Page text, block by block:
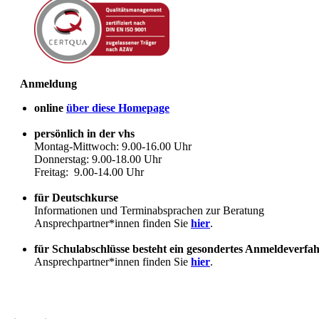
Anmeldung
online über diese Homepage
persönlich in der vhs
Montag-Mittwoch: 9.00-16.00 Uhr
Donnerstag: 9.00-18.00 Uhr
Freitag: 9.00-14.00 Uhr
für Deutschkurse
Informationen und Terminabsprachen zur Beratung
Ansprechpartner*innen finden Sie hier.
für Schulabschlüsse besteht ein gesondertes
Ansprechpartner*innen finden Sie hier.